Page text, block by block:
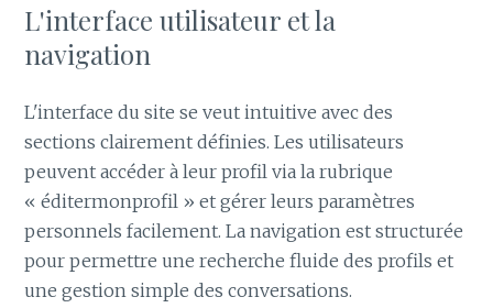
L'interface utilisateur et la
navigation
L'interface du site se veut intuitive avec des
sections clairement définies. Les utilisateurs
peuvent accéder à leur profil via la rubrique
« éditermonprofil » et gérer leurs paramètres
personnels facilement. La navigation est structurée
pour permettre une recherche fluide des profils et
une gestion simple des conversations.